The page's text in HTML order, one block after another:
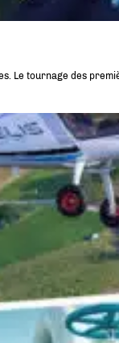
Le tournage des